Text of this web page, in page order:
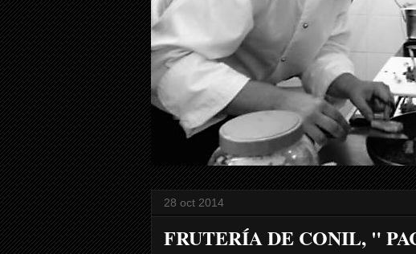
28 oct 2014
FRUTERÍA DE CONIL, "